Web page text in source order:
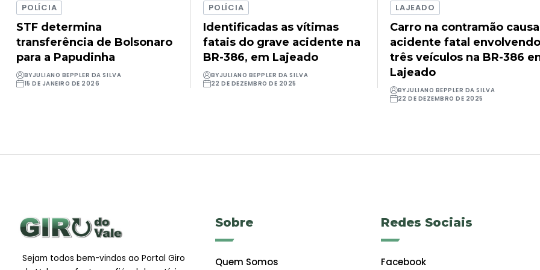
POLÍCIA
STF determina
transferência de Bolsonaro
para a Papudinha
BYJULIANO BEPPLER DA SILVA
15 DE JANEIRO DE 2026
POLÍCIA
Identificadas as vítimas
fatais do grave acidente na
BR-386, em Lajeado
BYJULIANO BEPPLER DA SILVA
22 DE DEZEMBRO DE 2025
LAJEADO
Carro na contramão causa
acidente fatal
três veículos na BR-386
Lajeado
BYJULIANO BEPPLER DA SILVA
22 DE DEZEMBRO DE 2025
Sejam todos bem-vindos ao Portal Giro
Sobre
Quem Somos
Redes Sociais
Facebook